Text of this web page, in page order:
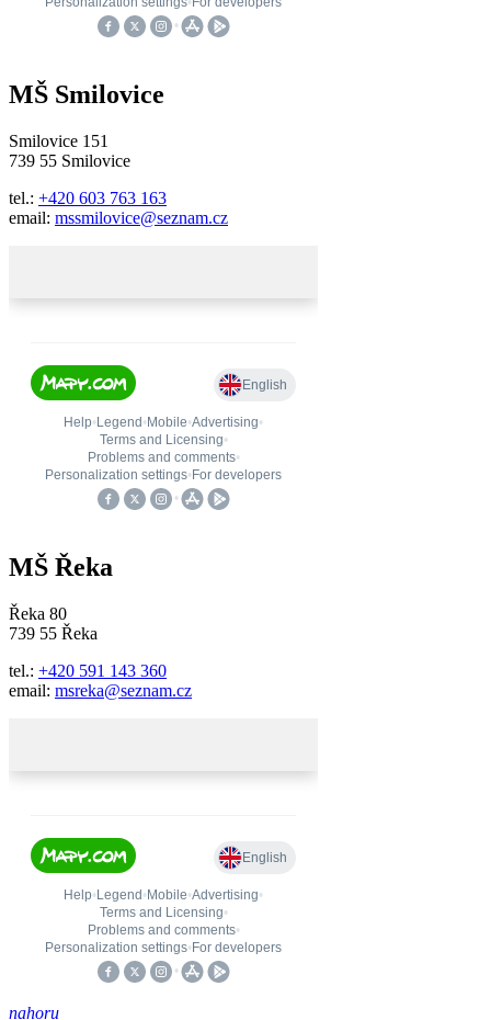
MŠ Smilovice
Smilovice 151
739 55 Smilovice
tel.: +420 603 763 163
email: mssmilovice@seznam.cz
MŠ Řeka
Řeka 80
739 55 Řeka
tel.: +420 591 143 360
email: msreka@seznam.cz
nahoru